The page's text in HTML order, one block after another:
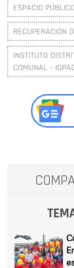
ESPACIO PÚBLICO
RECUPERACIÓN
INSTITUTO
COMUNAL -